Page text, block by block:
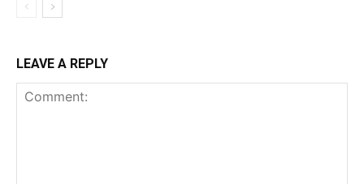
LEAVE A REPLY